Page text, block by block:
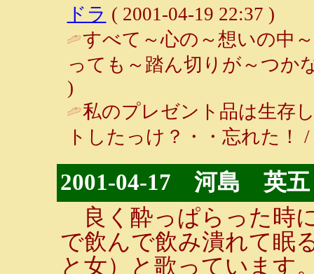
ドラ ( 2001-04-19 22:37 )
すべて～心の～想いの中
っても～踏ん切りが～つか
)
私のプレゼント品は生存
トしたっけ？・・忘れた！
2001-04-17 河島 英五
良く酔っぱらった時
で飲んで飲み潰れて眠
と女）と歌っています